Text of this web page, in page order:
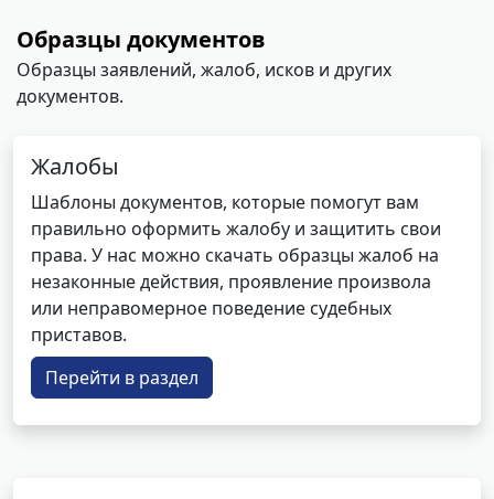
Образцы документов
Образцы заявлений, жалоб, исков и других
документов.
Жалобы
Шаблоны документов, которые помогут вам
правильно оформить жалобу и защитить свои
права. У нас можно скачать образцы жалоб на
незаконные действия, проявление произвола
или неправомерное поведение судебных
приставов.
Перейти в раздел